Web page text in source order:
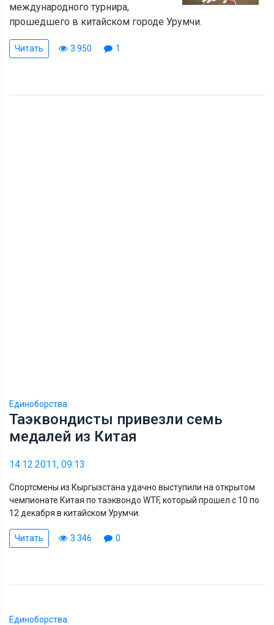
международного турнира,
прошедшего в китайском городе Урумчи.
Читать 3 950 1
Единоборства
Таэквондисты привезли семь
медалей из Китая
14.12.2011, 09:13
Спортсмены из Кыргызстана удачно выступили на открытом
чемпионате Китая по таэквондо WTF, который прошел с 10 по
12 декабря в китайском Урумчи.
Читать 3 346 0
Единоборства